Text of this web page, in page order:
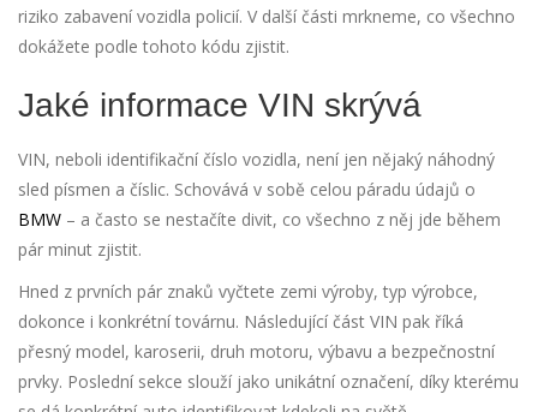
riziko zabavení vozidla policií. V další části mrkneme, co všechno
dokážete podle tohoto kódu zjistit.
Jaké informace VIN skrývá
VIN, neboli identifikační číslo vozidla, není jen nějaký náhodný
sled písmen a číslic. Schovává v sobě celou páradu údajů o
BMW – a často se nestačíte divit, co všechno z něj jde během
pár minut zjistit.
Hned z prvních pár znaků vyčtete zemi výroby, typ výrobce,
dokonce i konkrétní továrnu. Následující část VIN pak říká
přesný model, karoserii, druh motoru, výbavu a bezpečnostní
prvky. Poslední sekce slouží jako unikátní označení, díky kterému